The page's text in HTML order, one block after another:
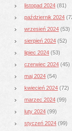
listopad 2024 (81)
październik 2024
wrzesień 2024 (53)
sierpień 2024 (52)
lipiec 2024 (53)
czerwiec 2024 (45)
maj 2024 (54)
kwiecień 2024 (72)
marzec 2024 (99)
luty 2024 (99)
styczeń 2024 (99)